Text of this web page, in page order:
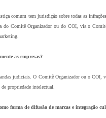
comum tem jurisdição sobre todas as
do Comitê Organizador ou do COI, via o
as empresas?
judiciais. O Comitê Organizador ou o COI,
propriedade intelectual.
forma de difusão de marcas e integração